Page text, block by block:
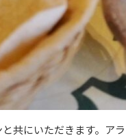
共にいただきます。ア